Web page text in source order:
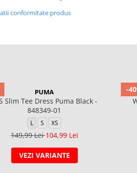
conformitate produs
PUMA
Slim Tee Dress Puma Black -
848349-01
L S XS
149,99 Lei104,99 Lei
VEZI VARIANTE
-